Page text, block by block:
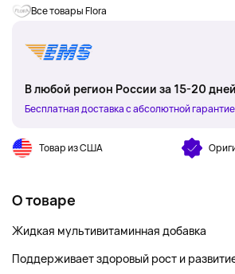
Все товары Flora
В любой регион России за 15-20 дней
Бесплатная доставка с абсолютной
Товар из США
О товаре
Жидкая мультивитаминная добавка
Поддерживает здоровый рост и